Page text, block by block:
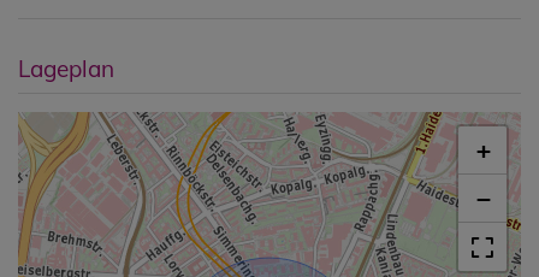
Lageplan
+
−